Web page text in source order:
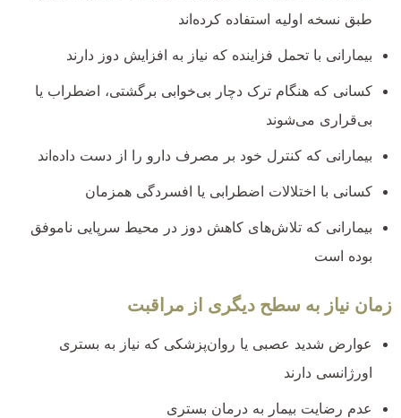
طبق نسخه اولیه استفاده کرده‌اند
بیمارانی با تحمل فزاینده که نیاز به افزایش دوز دارند
کسانی که هنگام ترک دچار بی‌خوابی برگشتی، اضطراب یا
بی‌قراری می‌شوند
بیمارانی که کنترل خود بر مصرف دارو را از دست داده‌اند
کسانی با اختلالات اضطرابی یا افسردگی همزمان
بیمارانی که تلاش‌های کاهش دوز در محیط سرپایی ناموفق
بوده است
زمان نیاز به سطح دیگری از مراقبت
عوارض شدید عصبی یا روان‌پزشکی که نیاز به بستری
اورژانسی دارند
عدم رضایت بیمار به درمان بستری